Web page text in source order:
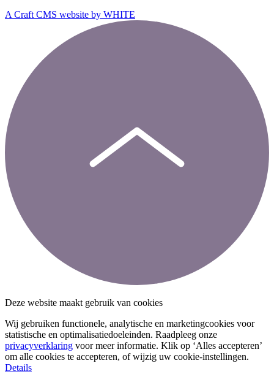
A Craft CMS website by WHITE
Deze website maakt gebruik van cookies
Wij gebruiken functionele, analytische en marketingcookies voor
statistische en optimalisatiedoeleinden. Raadpleeg onze
privacyverklaring voor meer informatie. Klik op ‘Alles accepteren’
om alle cookies te accepteren, of wijzig uw cookie-instellingen.
Details